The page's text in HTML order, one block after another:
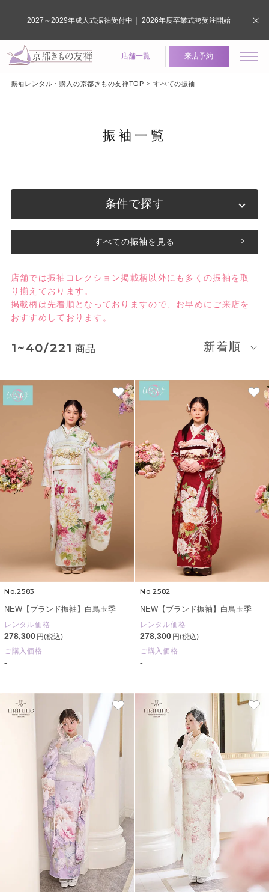
店舗一覧 来店予約
振袖レンタル・購入の京都きもの友禅TOP すべての振袖
振袖一覧
条件で探す
すべての振袖を見る
店舗では振袖コレクション掲載柄以外にも多くの振袖を取
り揃えております。​
掲載柄は先着順となっておりますので、お早めにご来店を
おすすめしております。​
1~40/221 商品 新着順
No.2583
NEW【ブランド振袖】白鳥玉季
レンタル価格
278,300 円(税込)
ご購入価格
-
No.2582
NEW【ブランド振袖】白鳥玉季
レンタル価格
278,300 円(税込)
ご購入価格
-
2027～2029年成人式振袖受付中｜ 2026年度卒業式袴受注開始